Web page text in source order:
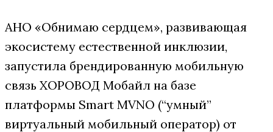
АНО «Обнимаю сердцем», развивающая
экосистему естественной инклюзии,
запустила брендированную мобильную
связь ХОРОВОД Мобайл на базе
платформы Smart MVNO (“умный”
виртуальный мобильный оператор) от